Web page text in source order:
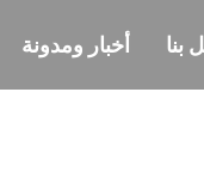
أخبار ومدونة بنا